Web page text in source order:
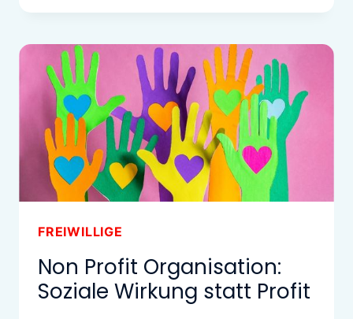
FREIWILLIGE
Non Profit Organisation:
Soziale Wirkung statt Profit